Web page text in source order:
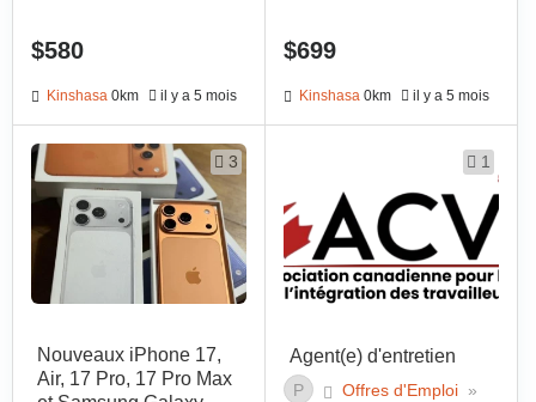
$580
Kinshasa 0km il y a 5 mois
$699
Kinshasa 0km il y a 5 mois
3
Nouveaux iPhone 17,
Air, 17 Pro, 17 Pro Max
1
Agent(e) d'entretien
P Offres d'Emploi »